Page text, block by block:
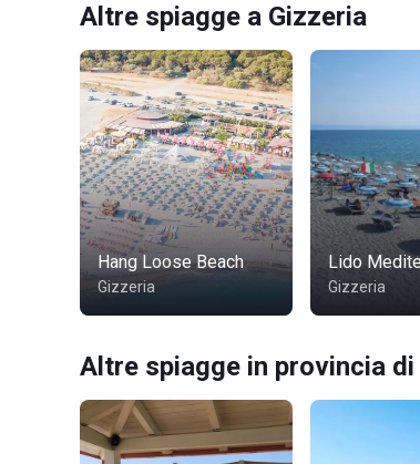
Altre spiagge a Gizzeria
Hang Loose Beach
Gizzeria
Lido
Gizzeria
Altre spiagge in provincia di